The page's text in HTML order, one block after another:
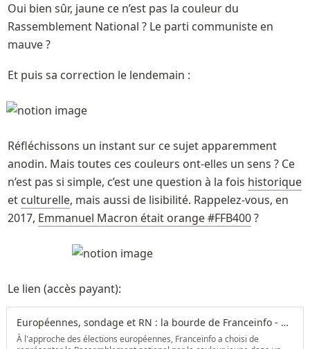
Oui bien sûr, jaune ce n’est pas la couleur du
Rassemblement National ? Le parti communiste en
mauve ?
Et puis sa correction le lendemain :
Réfléchissons un instant sur ce sujet apparemment
anodin. Mais toutes ces couleurs ont-elles un sens ? Ce
n’est pas si simple, c’est une question à la fois historique
et culturelle, mais aussi de lisibilité. Rappelez-vous, en
2017, Emmanuel Macron était orange #FFB400 ?
Le lien (accès payant):
Européennes, sondage et RN : la bourde de Franceinfo - Par Pauline Bock | Arrêt sur images
À l'approche des élections européennes, Franceinfo a choisi de